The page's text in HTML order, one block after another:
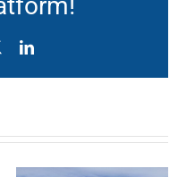
LinkedIn
ΧΩΡΩΝ